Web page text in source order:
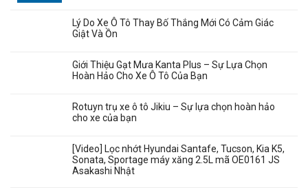
Lý Do Xe Ô Tô Thay Bố Thắng Mới Có Cảm Giác
Giật Và Ồn
Giới Thiệu Gạt Mưa Kanta Plus – Sự Lựa Chọn
Hoàn Hảo Cho Xe Ô Tô Của Bạn
Rotuyn trụ xe ô tô Jikiu – Sự lựa chọn hoàn hảo
cho xe của bạn
[Video] Lọc nhớt Hyundai Santafe, Tucson, Kia K5,
Sonata, Sportage máy xăng 2.5L mã OE0161 JS
Asakashi Nhật